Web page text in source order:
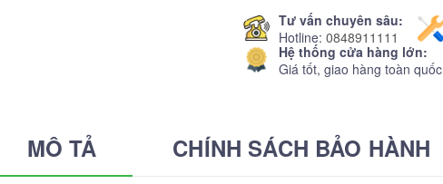
Tư vấn chuyên sâu:
Hotline: 0848911111
Hệ thống cửa hàng lớn:
Giá tốt, giao hàng toàn quốc
MÔ TẢ CHÍNH SÁCH BẢO HÀNH